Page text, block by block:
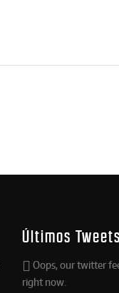
Últimos Tweets
Oops, our twitter
right now.